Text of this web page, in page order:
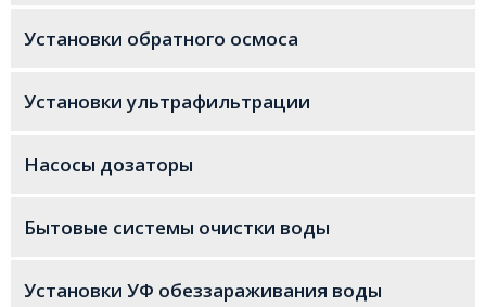
Установки обратного осмоса
Установки ультрафильтрации
Насосы дозаторы
Бытовые системы очистки воды
Установки УФ обеззараживания воды